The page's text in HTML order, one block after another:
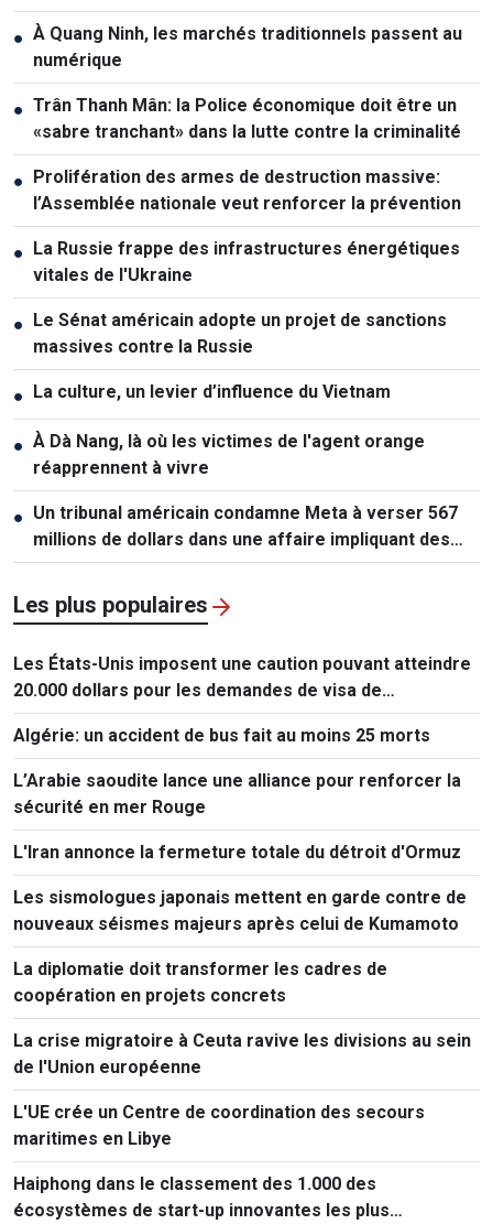
● À Quang Ninh, les marchés traditionnels passent au
numérique
● Trân Thanh Mân: la Police économique doit être un
«sabre tranchant» dans la lutte contre la criminalité
● Prolifération des armes de destruction massive:
l’Assemblée nationale veut renforcer la prévention
● La Russie frappe des infrastructures énergétiques
vitales de l'Ukraine
● Le Sénat américain adopte un projet de sanctions
massives contre la Russie
● La culture, un levier d’influence du Vietnam
● À Dà Nang, là où les victimes de l'agent orange
réapprennent à vivre
● Un tribunal américain condamne Meta à verser 567
millions de dollars dans une affaire impliquant des
mineurs
Les plus populaires
Les États-Unis imposent une caution pouvant atteindre
20.000 dollars pour les demandes de visa de
ressortissants de 50 pays
Algérie: un accident de bus fait au moins 25 morts
L’Arabie saoudite lance une alliance pour renforcer la
sécurité en mer Rouge
L'Iran annonce la fermeture totale du détroit d'Ormuz
Les sismologues japonais mettent en garde contre de
nouveaux séismes majeurs après celui de Kumamoto
La diplomatie doit transformer les cadres de
coopération en projets concrets
La crise migratoire à Ceuta ravive les divisions au sein
de l'Union européenne
L'UE crée un Centre de coordination des secours
maritimes en Libye
Haiphong dans le classement des 1.000 des
écosystèmes de start-up innovantes les plus